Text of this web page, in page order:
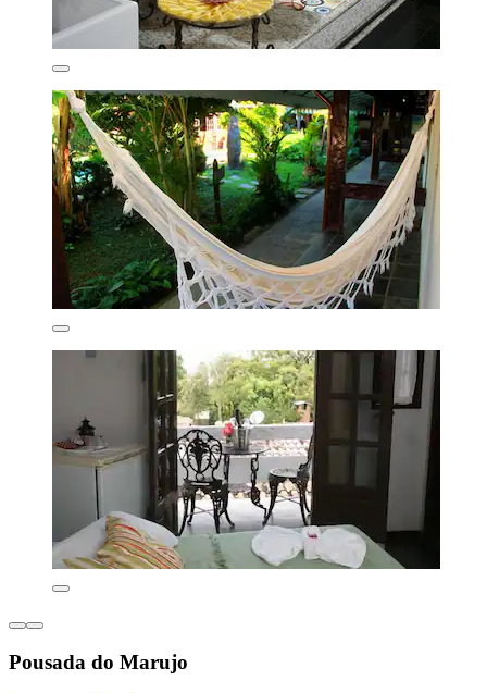
Pousada do Marujo